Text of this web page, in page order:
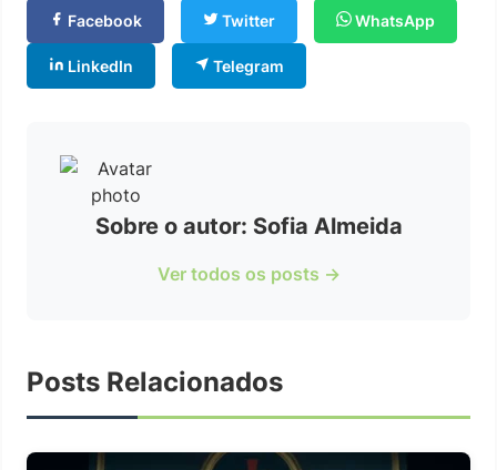
Facebook Twitter WhatsApp
LinkedIn Telegram
Sobre o autor: Sofia Almeida
Ver todos os posts →
Posts Relacionados